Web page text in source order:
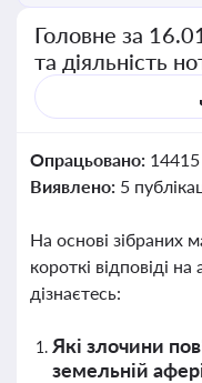
Головне за
та діяльність
Опрацьовано:
Виявлено: 5
На основі зібраних
короткі відповіді
дізнаєтесь:
Які злочини
земельній